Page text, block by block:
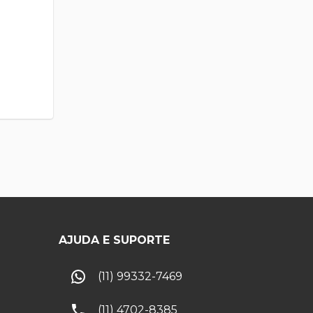
AJUDA E SUPORTE
(11) 99332-7469
(11) 4702-8385